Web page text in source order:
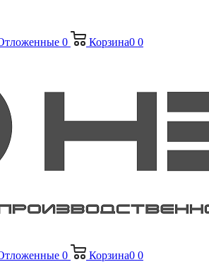
0 Корзина0 0
0 Корзина0 0